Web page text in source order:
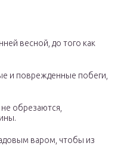
весной, до того как
и поврежденные побеги,
обрезаются,
варом, чтобы из